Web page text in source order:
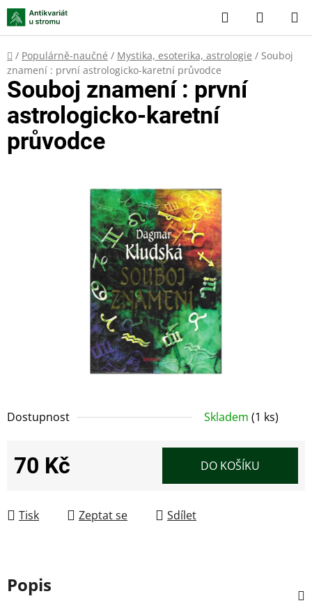
Přejít
na
obsah
Hledat
KOŠÍK
Domů
/ Populárně-naučné / Mystika, esoterika, astrologie / Souboj
znamení : první astrologicko-karetní průvodce
Dostupnost Skladem (1 ks)
70 Kč DO KOŠÍKU
Tisk Zeptat se Sdílet
Souboj znamení : první
astrologicko-karetní
průvodce
Popis